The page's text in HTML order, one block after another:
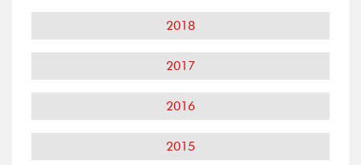
2018
2017
2016
2015